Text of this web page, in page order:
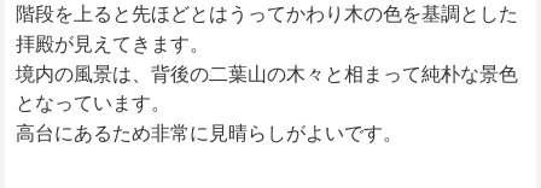
階段を上ると先ほどとはうってかわり木の色を基調とした
拝殿が見えてきます。
境内の風景は、背後の二葉山の木々と相まって純朴な景色
となっています。
高台にあるため非常に見晴らしがよいです。